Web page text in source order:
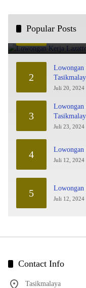
Popular Posts
1 Lowongan
2
Lowongan
Juli 20, 2024
3
Lowongan
Juli 23, 2024
4 Lowongan
Juli 12, 2024
5 Lowongan
Juli 12, 2024
Contact Info
Tasikmalaya